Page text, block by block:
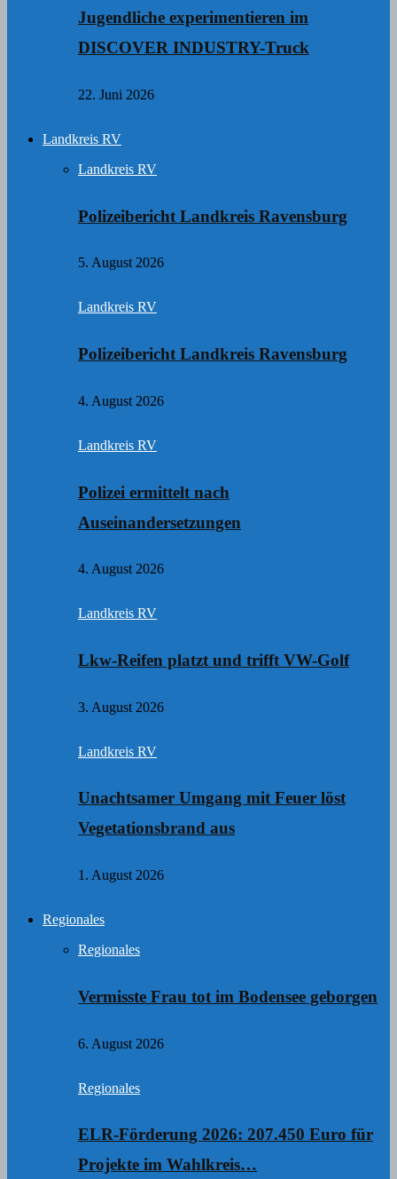
Jugendliche experimentieren im
DISCOVER INDUSTRY-Truck
22. Juni 2026
Landkreis RV
Landkreis RV
Polizeibericht Landkreis Ravensburg
5. August 2026
Landkreis RV
Polizeibericht Landkreis Ravensburg
4. August 2026
Landkreis RV
Polizei ermittelt nach
Auseinandersetzungen
4. August 2026
Landkreis RV
Lkw-Reifen platzt und trifft VW-Golf
3. August 2026
Landkreis RV
Unachtsamer Umgang mit Feuer löst
Vegetationsbrand aus
1. August 2026
Regionales
Regionales
Vermisste Frau tot im Bodensee geborgen
6. August 2026
Regionales
ELR-Förderung 2026: 207.450 Euro für
Projekte im Wahlkreis…